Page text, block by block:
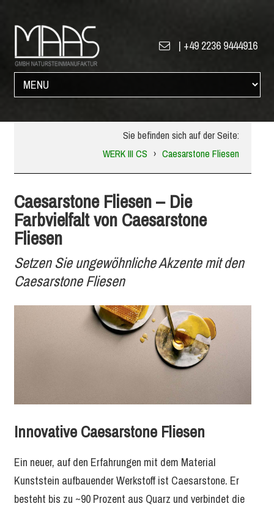
| +49 2236 9444916
Sie befinden sich auf der Seite:
WERK III CS › Caesarstone Fliesen
Caesarstone Fliesen – Die
Farbvielfalt von Caesarstone
Fliesen
Setzen Sie ungewöhnliche Akzente mit den
Caesarstone Fliesen
Innovative Caesarstone Fliesen
Ein neuer, auf den Erfahrungen mit dem Material
Kunststein aufbauender Werkstoff ist Caesarstone. Er
besteht bis zu ~90 Prozent aus Quarz und verbindet die